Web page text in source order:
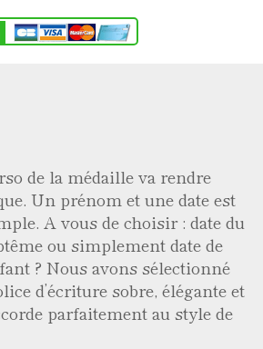
de la médaille va rendre
Un prénom et une date est
A vous de choisir : date du
ou simplement date de
? Nous avons sélectionné
d’écriture sobre, élégante et
parfaitement au style de